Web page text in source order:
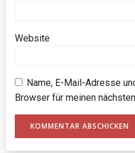
Website
Name, E-Mail-Adresse
Browser für meinen